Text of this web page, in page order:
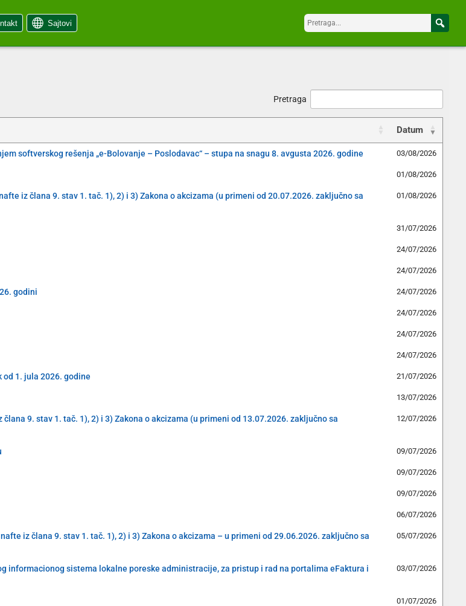
Sajtovi
Pretraga
Datum
softverskog rešenja „e-Bolovanje – Poslodavac“ – stupa na snagu 8. avgusta 2026. godine 03/08/2026
01/08/2026
iz člana 9. stav 1. tač. 1), 2) i 3) Zakona o akcizama (u primeni od 20.07.2026. zaključno sa
01/08/2026
31/07/2026
24/07/2026
24/07/2026
godini 24/07/2026
24/07/2026
24/07/2026
24/07/2026
1. jula 2026. godine 21/07/2026
13/07/2026
9. stav 1. tač. 1), 2) i 3) Zakona o akcizama (u primeni od 13.07.2026. zaključno sa
12/07/2026
09/07/2026
09/07/2026
09/07/2026
06/07/2026
iz člana 9. stav 1. tač. 1), 2) i 3) Zakona o akcizama – u primeni od 29.06.2026. zaključno sa
05/07/2026
sistema lokalne poreske administracije, za pristup i rad na portalima eFaktura i
03/07/2026
01/07/2026